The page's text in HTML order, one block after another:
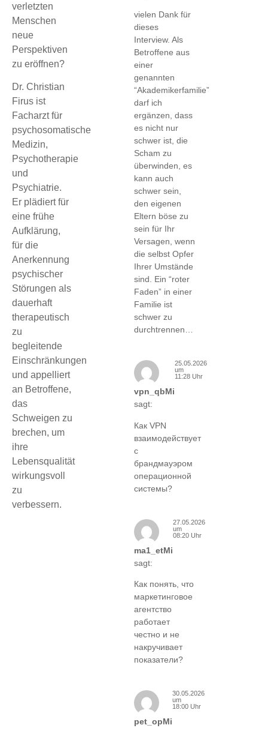
verletzten
Menschen
neue
Perspektiven
zu eröffnen?
Dr. Christian
Firus ist
Facharzt für
psychosomatische
Medizin,
Psychotherapie
und
Psychiatrie.
Er plädiert für
eine frühe
Aufklärung,
für die
Anerkennung
psychischer
Störungen als
dauerhaft
therapeutisch
zu
begleitende
Einschränkungen
und appelliert
an Betroffene,
das
Schweigen zu
brechen, um
ihre
Lebensqualität
wirkungsvoll
zu
verbessern.
vielen Dank für
dieses
Interview. Als
Betroffene aus
einer
genannten
“Akademikerfamilie”
darf ich
ergänzen, dass
es nicht nur
schwer ist, die
Scham zu
überwinden, es
kann auch
schwer sein,
den eigenen
Eltern böse zu
sein für Ihr
Versagen, wenn
die selbst Opfer
Ihrer Umstände
sind. Ein “roter
Faden” in einer
Familie ist
schwer zu
durchtrennen…
vpn_qbMi
sagt:
25.05.2026
um
11:28 Uhr
Как VPN
взаимодействует
с
брандмауэром
операционной
системы?
ma1_etMi
sagt:
27.05.2026
um
08:20 Uhr
Как понять, что
маркетинговое
агентство
работает
честно и не
накручивает
показатели?
pet_opMi
30.05.2026
um
18:00 Uhr